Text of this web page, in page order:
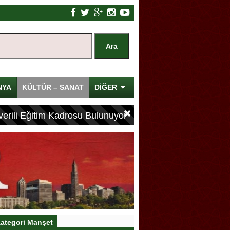
KÜLTÜR – SANAT DİĞER
Eğitim Kadrosu Bulunuyor
Manşet